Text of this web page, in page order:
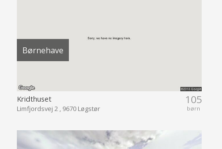
Børnehave
105
børn
Kridthuset
Limfjordsvej 2 , 9670 Løgstør